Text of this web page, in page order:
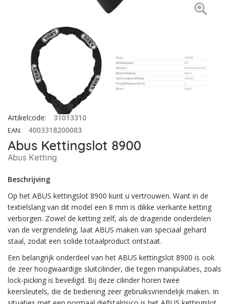
Artikelcode: 31013310
EAN: 4003318200083
Abus Kettingslot 8900
Abus Ketting
Beschrijving
Op het ABUS kettingslot 8900 kunt u vertrouwen. Want in de
textielslang van dit model een 8 mm is dikke vierkante ketting
verborgen. Zowel de ketting zelf, als de dragende onderdelen
van de vergrendeling, laat ABUS maken van speciaal gehard
staal, zodat een solide totaalproduct ontstaat.
Een belangrijk onderdeel van het ABUS kettingslot 8900 is ook
de zeer hoogwaardige sluitcilinder, die tegen manipulaties, zoals
lock-picking is beveiligd. Bij deze cilinder horen twee
keersleutels, die de bediening zeer gebruiksvriendelijk maken. In